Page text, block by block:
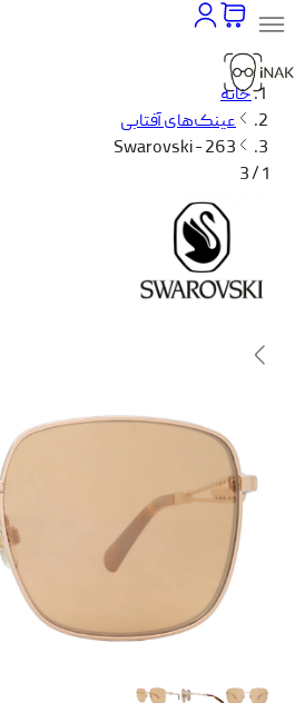
خانه
عینک‌های آفتابی
Swarovski - 263
1 / 3